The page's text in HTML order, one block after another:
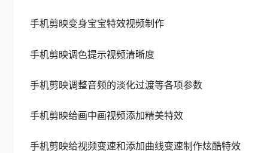
手机剪映变身宝宝特效视频制作
手机剪映调色提示视频清晰度
手机剪映调整音频的淡化过渡等各项参数
手机剪映给画中画视频添加精美特效
手机剪映给视频变速和添加曲线变速制作炫酷特效